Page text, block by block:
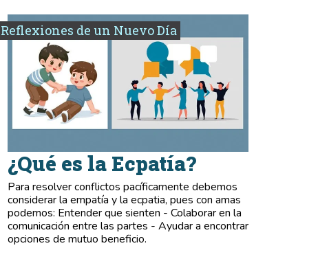
Reflexiones de un Nuevo Día
¿Qué es la Ecpatía?
Para resolver conflictos pacíficamente debemos
considerar la empatía y la ecpatia, pues con amas
podemos: Entender que sienten - Colaborar en la
comunicación entre las partes - Ayudar a encontrar
opciones de mutuo beneficio.